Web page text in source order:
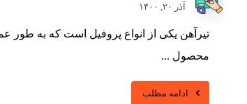
آذر ۲۰, ۱۴۰۰
تیرآهن یکی از انواع پروفیل است که به طور
محصول ...
ادامه مطلب